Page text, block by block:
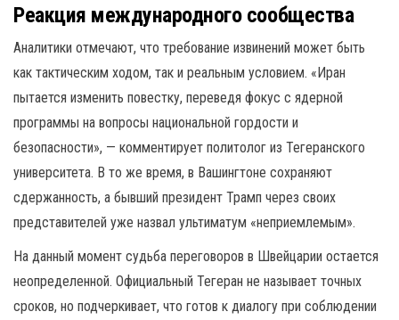
Реакция международного сообщества
Аналитики отмечают, что требование извинений может быть
как тактическим ходом, так и реальным условием. «Иран
пытается изменить повестку, переведя фокус с ядерной
программы на вопросы национальной гордости и
безопасности», — комментирует политолог из Тегеранского
университета. В то же время, в Вашингтоне сохраняют
сдержанность, а бывший президент Трамп через своих
представителей уже назвал ультиматум «неприемлемым».
На данный момент судьба переговоров в Швейцарии остается
неопределенной. Официальный Тегеран не называет точных
сроков, но подчеркивает, что готов к диалогу при соблюдении